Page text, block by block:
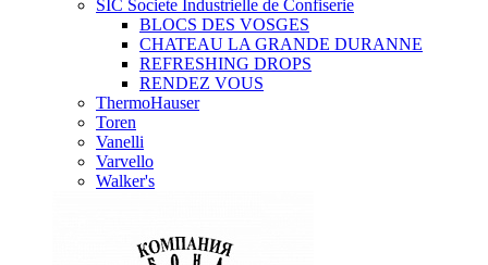
SIC Societe Industrielle de Confiserie
BLOCS DES VOSGES
CHATEAU LA GRANDE DURANNE
REFRESHING DROPS
RENDEZ VOUS
ThermoHauser
Toren
Vanelli
Varvello
Walker's